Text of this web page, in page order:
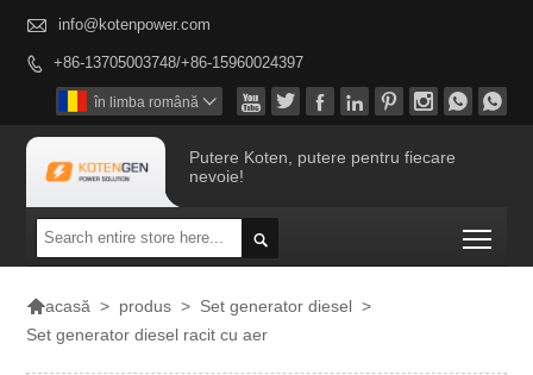
 info@kotenpower.com
 +86-13705003748/+86-15960024397
       
în limba română 
Putere Koten, putere pentru fiecare
nevoie!

acasă > produs > Set generator diesel >
Set generator diesel racit cu aer